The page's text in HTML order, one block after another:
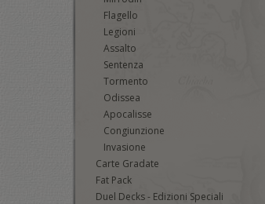
Flagello
Legioni
Assalto
Sentenza
Tormento
Odissea
Apocalisse
Congiunzione
Invasione
Carte Gradate
Fat Pack
Duel Decks - Edizioni Speciali